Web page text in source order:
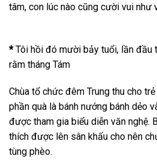
tâm, con lúc nào cũng cười vui như
*Tôi hồi đó mười bảy tuổi, lần đầu
rằm tháng Tám
Chùa tổ chức đêm Trung thu cho
phần quà là bánh nướng bánh dẻo
được tham gia biểu diễn văn nghệ.
thích được lên sân khấu cho nên
tùng phèo.